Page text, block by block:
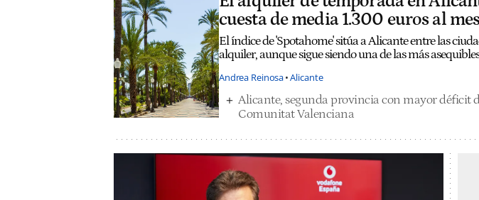
cuesta de media 1.300 euros al
El índice de 'Spotahome' sitúa a Alicante entre las
alquiler, aunque sigue siendo una de las más
Andrea Reinosa Alicante
Alicante, segunda provincia con mayor déficit
Comunitat Valenciana